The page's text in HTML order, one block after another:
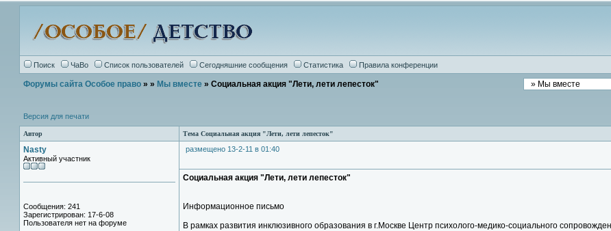
Поиск ЧаВо Список пользователей Сегодняшние сообщения Статистика Правила конференции
Форумы сайта Особое право » » Мы вместе » Социальная акция "Лети, лети лепесток"
Версия для печати
Автор Тема Социальная акция "Лети, лети лепесток"
Nasty
Активный участник
Сообщения: 241
Зарегистрирован: 17-6-08
Пользователя нет на форуме
размещено 13-2-11 в 01:40
Социальная акция "Лети, лети лепесток"
Информационное письмо
В рамках развития инклюзивного образования в г.Москве Центр психолого-медико-социального